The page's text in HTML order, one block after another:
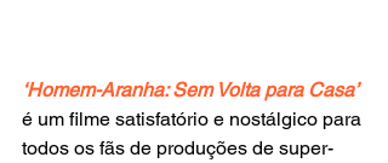
‘Homem-Aranha: Sem Volta para Casa’
é um filme satisfatório e nostálgico para
todos os fãs de produções de super-